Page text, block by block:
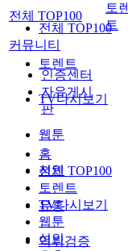
전체 TOP100
토렌트
TV다시보기
웹툰
성인
유흥
먹튀검증
전체 TOP100
토렌
트
커뮤니티
인증센터
자유게시
판
홈
전체 TOP100
토렌트
TV다시보기
웹툰
성인